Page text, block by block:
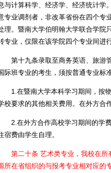
与计算科学、经济学、经济统计学
专业调剂者，非改革省份在四个专
理。暨南大学伯明翰大学联合学院
专业，仅限在该学院四个专业间进行
第十九条录取至商务英语、旅游管
际班专业的考生，须按普通专业标
1.在暨南大学本科学习期间，按物
校要求的其他相关费用。在外方合
2.在外方合作高校学习期间的学费
宿费由学生自理。
第二十条 艺术类专业，我校在所
所在省组织的与报考专业相对应的